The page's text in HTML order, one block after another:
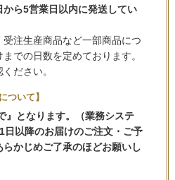
から5営業日以内に発送してい
注生産商品など一部商品につ
での日数を定めております。
ださい。
ついて】
』となります。（業務システ
日以降のお届けのご注文・ご予
かじめご了承のほどお願いし